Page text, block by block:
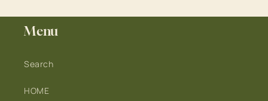
Menu
Search
HOME